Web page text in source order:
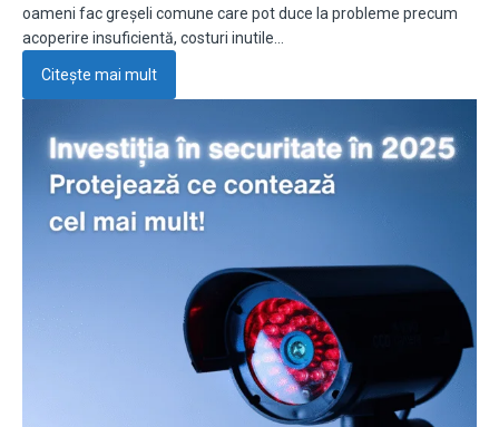
oameni fac greșeli comune care pot duce la probleme precum
acoperire insuficientă, costuri inutile…
Citește mai mult